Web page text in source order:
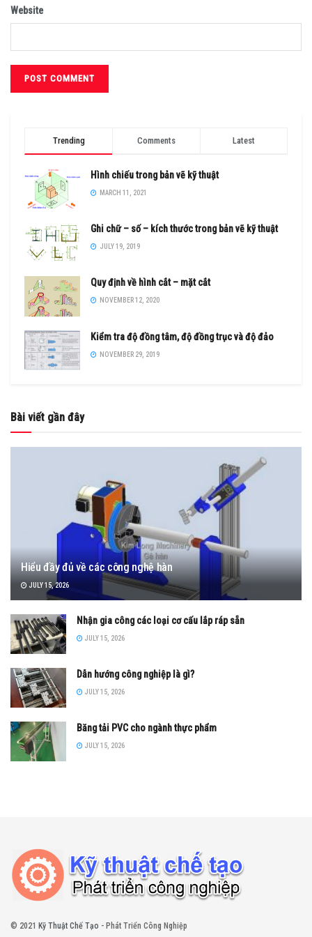
Website
Trending Comments Latest
Hình chiếu trong bản vẽ kỹ thuật
MARCH 11, 2021
Ghi chữ – số – kích thước trong bản vẽ kỹ thuật
JULY 19, 2019
Quy định về hình cắt – mặt cắt
NOVEMBER 12, 2020
Kiểm tra độ đồng tâm, độ đồng trục và độ đảo
NOVEMBER 29, 2019
Bài viết gần đây
Hiểu đầy đủ về các công nghệ hàn
JULY 15, 2026
Nhận gia công các loại cơ cấu lắp ráp sẵn
JULY 15, 2026
Dẫn hướng công nghiệp là gì?
JULY 15, 2026
Băng tải PVC cho ngành thực phẩm
JULY 15, 2026
© 2021 Kỹ Thuật Chế Tạo - Phát Triển Công Nghiệp